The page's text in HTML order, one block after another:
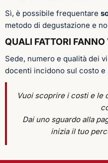
Sì, è possibile frequentare
metodo di degustazione e
QUALI FATTORI
Sede, numero e qualità dei
docenti incidono sul costo
Vuoi scoprire i costi e le
Dai uno sguardo alla
inizia il tuo